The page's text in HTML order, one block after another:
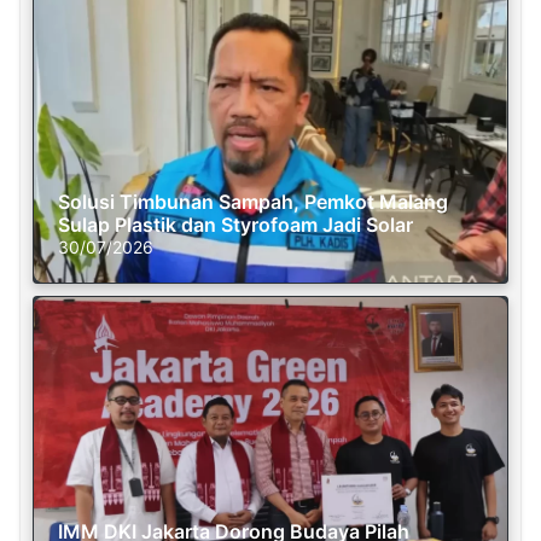
Solusi Timbunan Sampah, Pemkot Malang
Sulap Plastik dan Styrofoam Jadi Solar
30/07/2026
IMM DKI Jakarta Dorong Budaya Pilah